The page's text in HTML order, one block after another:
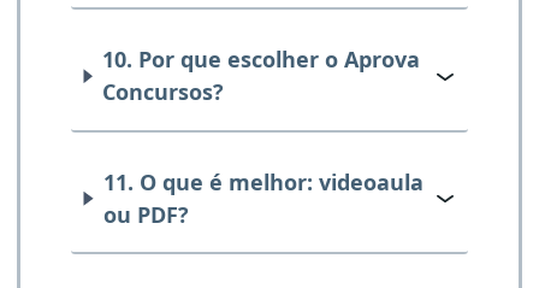
10. Por que escolher o Aprova
Concursos?
11. O que é melhor: videoaula
ou PDF?